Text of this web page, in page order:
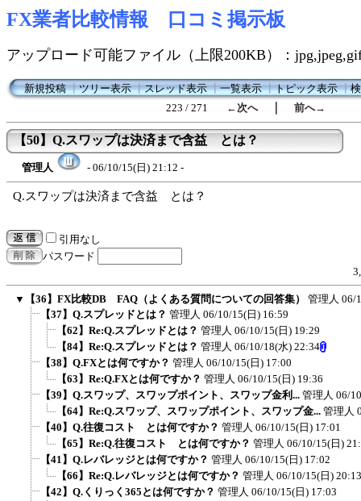
FX業者比較情報 口コミ掲示板
アップロード可能ファイル（上限200KB）：
新規投稿┃ツリー表示┃スレッド表示┃一覧表示┃トピック表示┃
223 / 271
←次へ｜ 前へ→
【50】Q.スワップは決済まで含益 とは？
管理人 - 06/10/15(日) 21:12 -
Q.スワップは決済まで含益 とは？
引用なし
パスワード
▼ 【36】FX比較DB FAQ（よくある質問についての回答集） 管理人 06/
【37】Q.スプレッドとは？ 管理人 06/10/15(日) 16:59
【62】Re:Q.スプレッドとは？ 管理人 06/10/15(日) 19:29
【84】Re:Q.スプレッドとは？ 管理人 06/10/18(水) 22:34
【38】Q.FXとは何ですか？ 管理人 06/10/15(日) 17:00
【63】Re:Q.FXとは何ですか？ 管理人 06/10/15(日) 19:36
【39】Q.スワップ、スワップポイント、スワップ金利... 管理人 06/
【64】Re:Q.スワップ、スワップポイント、スワップ金... 管理人
【40】Q.往復コスト とは何ですか？ 管理人 06/10/15(日) 17:01
【65】Re:Q.往復コスト とは何ですか？ 管理人 06/10/15(日)
【41】Q.レバレッジとは何ですか？ 管理人 06/10/15(日) 17:02
【66】Re:Q.レバレッジとは何ですか？ 管理人 06/10/15(日) 20:13
【42】Q.くりっく365とは何ですか？ 管理人 06/10/15(日) 17:03